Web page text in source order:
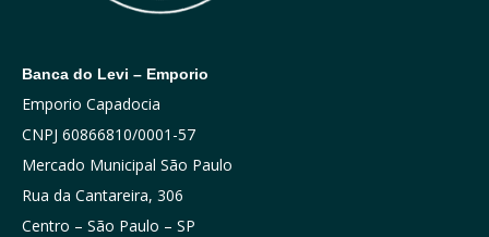
Banca do Levi – Emporio
Emporio Capadocia
CNPJ 60866810/0001-57
Mercado Municipal São Paulo
Rua da Cantareira, 306
Centro – São Paulo – SP